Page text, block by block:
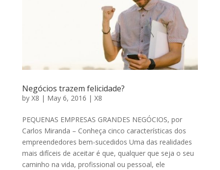
Negócios trazem felicidade?
by X8 | May 6, 2016 | X8
PEQUENAS EMPRESAS GRANDES NEGÓCIOS, por
Carlos Miranda – Conheça cinco características dos
empreendedores bem-sucedidos Uma das realidades
mais difíceis de aceitar é que, qualquer que seja o seu
caminho na vida, profissional ou pessoal, ele